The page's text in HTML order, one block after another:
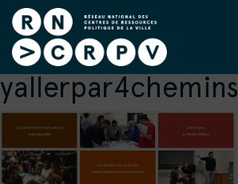
yallerpar4chemins